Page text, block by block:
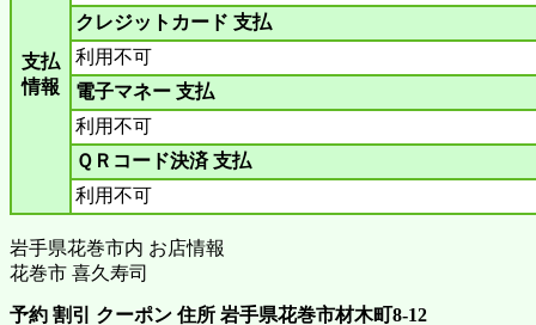
支払
情報
クレジットカード 支払
利用不可
電子マネー 支払
利用不可
ＱＲコード決済 支払
利用不可
岩手県花巻市内 お店情報
花巻市 喜久寿司
予約 割引 クーポン 住所 岩手県花巻市材木町8-12